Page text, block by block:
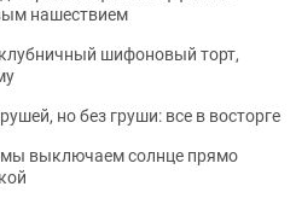
нашествием
шифоновый торт,
но без груши: все в восторге
мы выключаем солнце прямо